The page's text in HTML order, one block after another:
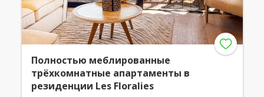
Полностью меблированные
трёхкомнатные апартаменты в
резиденции Les Floralies